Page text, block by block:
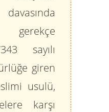
sayılı
giren
usulü,
karşı